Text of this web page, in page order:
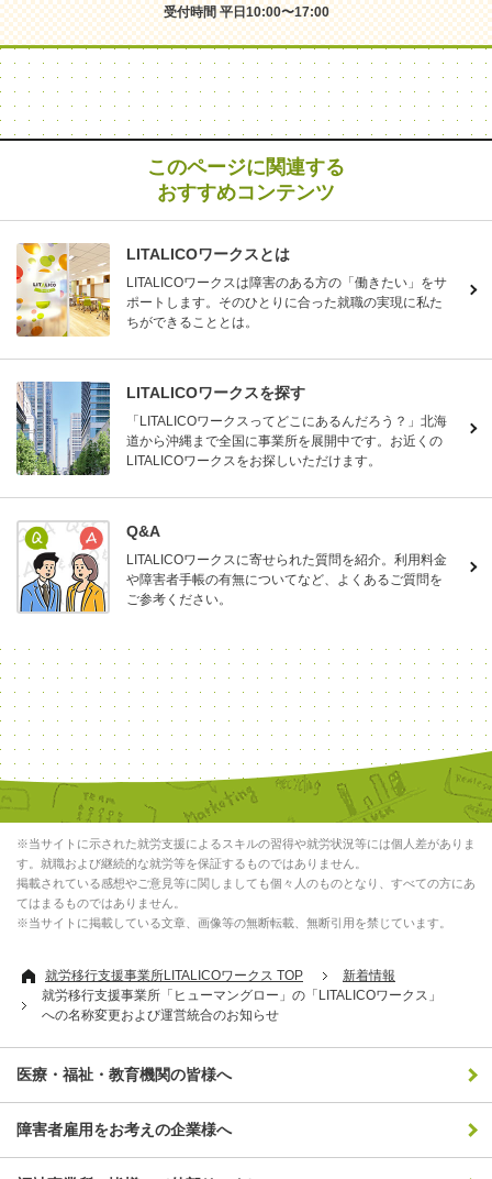
受付時間 平日10:00〜17:00
このページに関連する
おすすめコンテンツ
LITALICOワークスとは
LITALICOワークスは障害のある方の「働きたい」をサ
ポートします。そのひとりに合った就職の実現に私た
ちができることとは。
LITALICOワークスを探す
「LITALICOワークスってどこにあるんだろう？」北海
道から沖縄まで全国に事業所を展開中です。お近くの
LITALICOワークスをお探しいただけます。
Q&A
LITALICOワークスに寄せられた質問を紹介。利用料金
や障害者手帳の有無についてなど、よくあるご質問を
ご参考ください。
※当サイトに示された就労支援によるスキルの習得や就労状況等には個人差がありま
す。就職および継続的な就労等を保証するものではありません。
掲載されている感想やご意見等に関しましても個々人のものとなり、すべての方にあ
てはまるものではありません。
※当サイトに掲載している文章、画像等の無断転載、無断引用を禁じています。
就労移行支援事業所LITALICOワークス TOP
新着情報
就労移行支援事業所「ヒューマングロー」の「LITALICOワークス」
への名称変更および運営統合のお知らせ
医療・福祉・教育機関の皆様へ
障害者雇用をお考えの企業様へ